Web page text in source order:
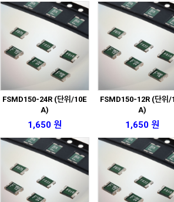
FSMD150-24R (단위/10E
A)
1,650 원
FSMD150-12R (단위/
A)
1,650 원